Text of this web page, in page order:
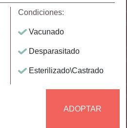
Condiciones:
Vacunado
Desparasitado
Esterilizado\Castrado
ADOPTAR